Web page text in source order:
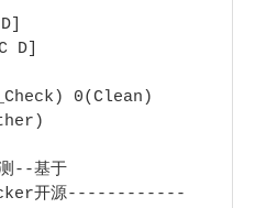
D]
0(Clean)
--基于
开源------------